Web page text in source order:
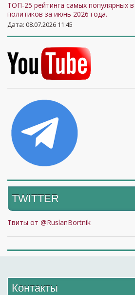
ТОП-25 рейтинга самых популярных
политиков за июнь 2026 года.
Дата: 08.07.2026 11:45
TWITTER
Твиты от @RuslanBortnik
Контакты